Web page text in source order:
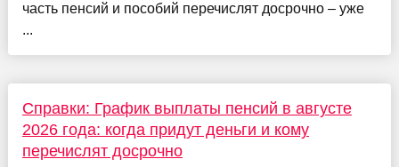
часть пенсий и пособий перечислят досрочно – уже
...
Справки: График выплаты пенсий в августе
2026 года: когда придут деньги и кому
перечислят досрочно